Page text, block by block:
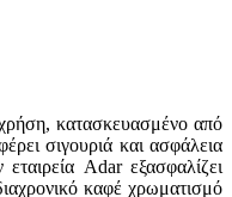
κατασκευασμένο από
σιγουριά και ασφάλεια
Adar εξασφαλίζει
καφέ χρωματισμό